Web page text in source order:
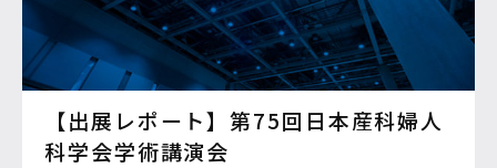
【出展レポート】第75回日本産科婦人
科学会学術講演会